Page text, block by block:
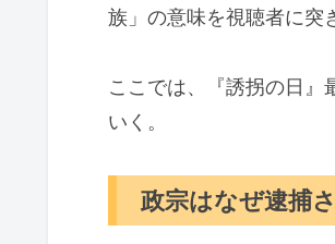
族」の意味を視聴者に突
ここでは、『誘拐の日』
いく。
政宗はなぜ逮捕